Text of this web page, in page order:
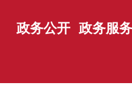
政务公开 政务服务